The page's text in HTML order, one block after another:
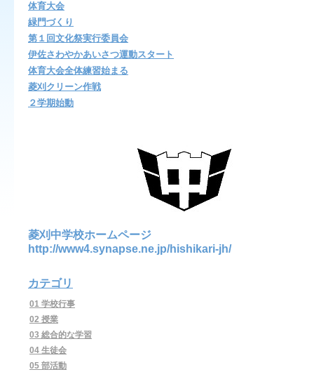
体育大会
緑門づくり
第１回文化祭実行委員会
伊佐さわやかあいさつ運動スタート
体育大会全体練習始まる
菱刈クリーン作戦
２学期始動
菱刈中学校ホームページ
http://www4.synapse.ne.jp/hishikari-jh/
カテゴリ
01 学校行事
02 授業
03 総合的な学習
04 生徒会
05 部活動